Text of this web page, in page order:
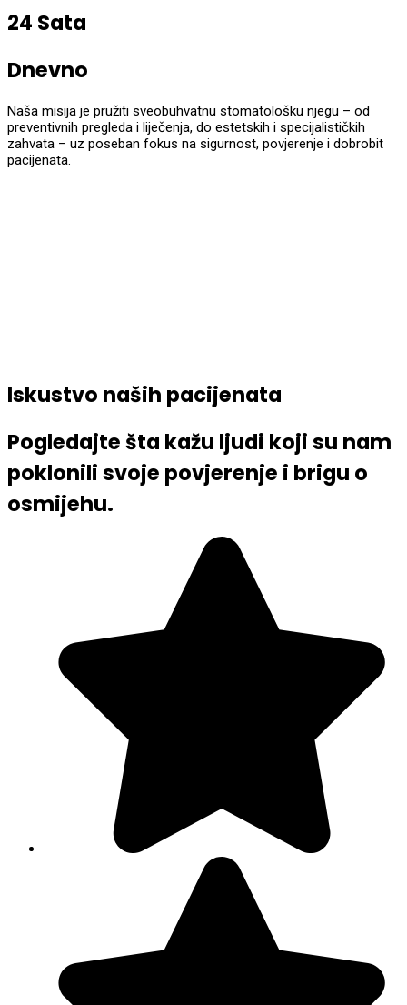
24 Sata
Dnevno
Naša misija je pružiti sveobuhvatnu stomatološku njegu – od
preventivnih pregleda i liječenja, do estetskih i specijalističkih
zahvata – uz poseban fokus na sigurnost, povjerenje i dobrobit
pacijenata.
Iskustvo naših pacijenata
Pogledajte šta kažu ljudi koji su nam
poklonili svoje povjerenje i brigu o
osmijehu.